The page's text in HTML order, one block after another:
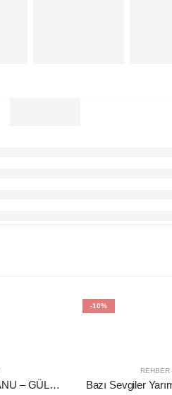
CONSTANTA DANIELA GRAJDEANU – GÜLÜMSEMEYİ UNUTMA
-10%
Bazı Sevgiler